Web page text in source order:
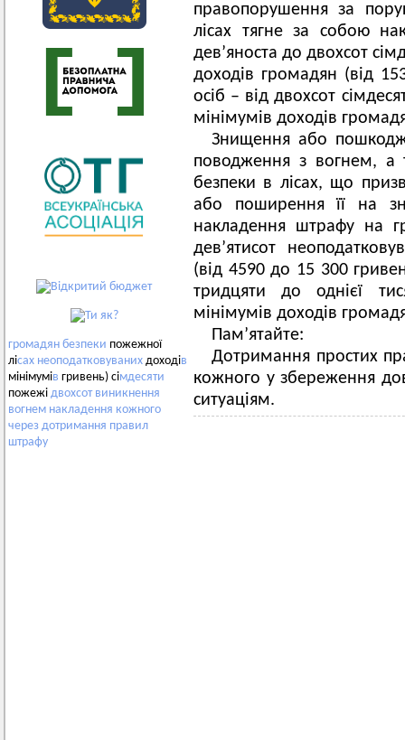
громадян безпеки пожежної
лісах неоподатковуваних доходів
мінімумів гривень) сімдесяти
пожежі двохсот виникнення
вогнем накладення кожного
через дотримання правил
штрафу
правопорушення за
лісах тягне за собою
дев’яноста до двохсот
доходів громадян (від
осіб – від двохсот
мінімумів доходів
Знищення або
поводження з вогнем, а
безпеки в лісах, що
або поширення її на
накладення штрафу на
дев’ятисот
(від 4590 до 15 300
тридцяти до однієї
мінімумів доходів
Пам’ятайте:
Дотримання простих
кожного у збереження
ситуаціям.